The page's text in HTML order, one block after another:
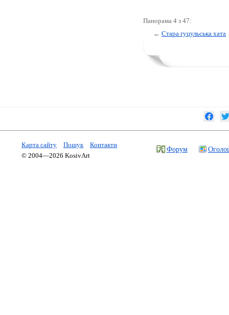
Панорама 4 з 47:
← Стара гуцульська хата
Карта сайту Пошук
Контакти
© 2004—2026 KosivArt
Форум